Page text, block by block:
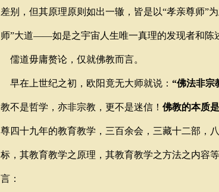
差别，但其原理原则如出一辙，皆是以“孝亲尊师”
师”大道——如是之宇宙人生唯一真理的发现者和陈
儒道毋庸赘论，仅就佛教而言。
早在上世纪之初，欧阳竟无大师就说： “佛法非宗
教不是哲学，亦非宗教，更不是迷信！ 佛教的本质
尊四十九年的教育教学，三百余会，三藏十二部，
标，其教育教学之原理，其教育教学之方法之内
言：